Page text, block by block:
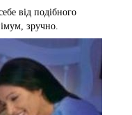
від подібного
зручно.